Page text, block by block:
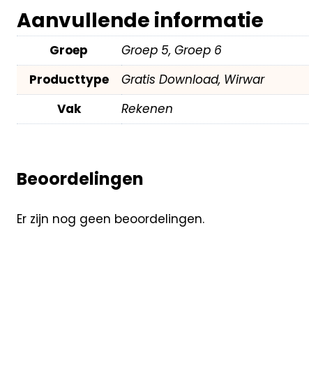
Aanvullende informatie
Groep
Groep 5, Groep 6
Producttype
Gratis Download, Wirwar
Vak
Rekenen
Beoordelingen
Er zijn nog geen beoordelingen.